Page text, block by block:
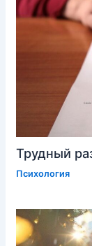
Трудный
Психология